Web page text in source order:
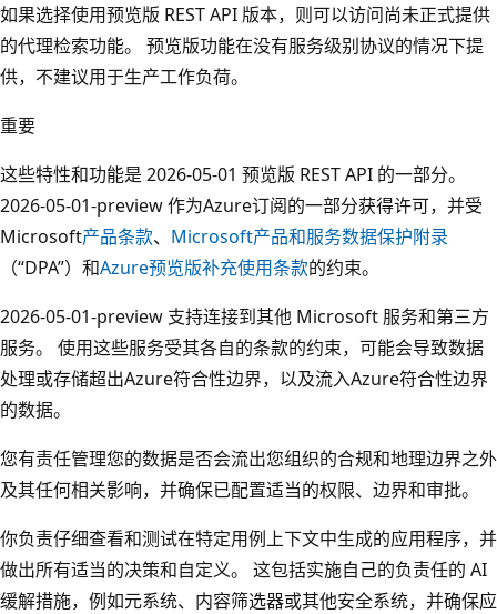
如果选择使用预览版 REST API 版本，则可以访问尚未正式提供
的代理检索功能。 预览版功能在没有服务级别协议的情况下提
供，不建议用于生产工作负荷。
重要
这些特性和功能是 2026-05-01 预览版 REST API 的一部分。
2026-05-01-preview 作为Azure订阅的一部分获得许可，并受
Microsoft产品条款、 Microsoft产品和服务数据保护附录
（“DPA”）和Azure预览版补充使用条款的约束。
2026-05-01-preview 支持连接到其他 Microsoft 服务和第三方
服务。 使用这些服务受其各自的条款的约束，可能会导致数据
处理或存储超出Azure符合性边界，以及流入Azure符合性边界
的数据。
您有责任管理您的数据是否会流出您组织的合规和地理边界之外
及其任何相关影响，并确保已配置适当的权限、边界和审批。
你负责仔细查看和测试在特定用例上下文中生成的应用程序，并
做出所有适当的决策和自定义。 这包括实施自己的负责任的 AI
缓解措施，例如元系统、内容筛选器或其他安全系统，并确保应